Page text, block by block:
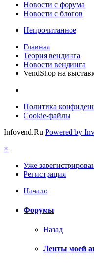
Новости c форума
Новости с блогов
Непрочитанное
Главная
Теория вендинга
Новости вендинга
VendShop на
Политика
Cookie-файлы
Infovend.Ru Powered by
×
Уже
Регистрация
Начало
Форумы
Назад
Ленты моей